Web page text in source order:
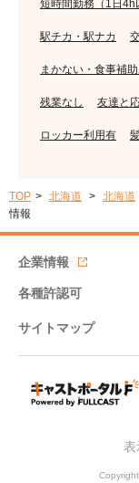
短時間勤務（1日4h
駅チカ・駅ナカ
まかない・食事補助
残業なし 友達と
ロッカー利用有
TOP 北海道 北海道
情報
企業情報
各種許認可
サイトマップ
表